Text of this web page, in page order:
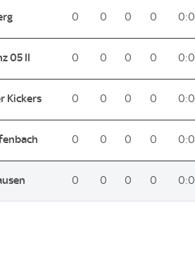
0 0 0 0 0:0
05 II 0 0 0 0 0:0
Kickers 0 0 0 0 0:0
0 0 0 0 0:0
0 0 0 0 0:0